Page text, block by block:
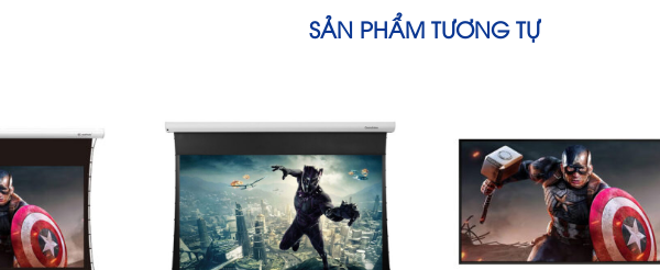
SẢN PHẨM TƯƠNG TỰ